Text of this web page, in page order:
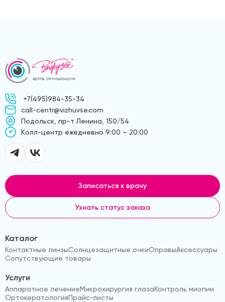
+7(495)984-35-34
call-centr@vizhuvse.com
Подольск, пр-т Ленина, 150/54
Kолл-центр ежедневно 9:00 – 20:00
Записаться к врачу
Узнать статус заказа
Каталог
Контактные линзыСолнцезащитные очкиОправыАксессуары
Сопутствующие товары
Услуги
Аппаратное лечениеМикрохирургия глазаКонтроль миопии
ОртокератологияПрайс-листы